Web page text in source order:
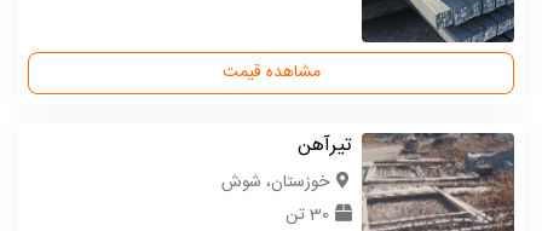
مشاهده قیمت
تیرآهن
خوزستان، شوش
30 تن